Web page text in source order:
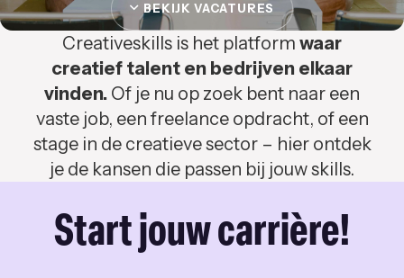
BEKIJK VACATURES
Creativeskills is het platform waar
creatief talent en bedrijven elkaar
vinden. Of je nu op zoek bent naar een
vaste job, een freelance opdracht, of een
stage in de creatieve sector – hier ontdek
je de kansen die passen bij jouw skills.
Start jouw carrière!